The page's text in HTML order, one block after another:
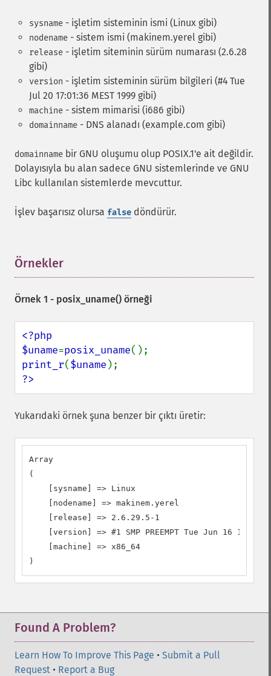
sysname - işletim sisteminin ismi (Linux gibi)
nodename - sistem ismi (makinem.yerel gibi)
release - işletim siteminin sürüm numarası (2.6.28
gibi)
version - işletim sisteminin sürüm bilgileri (#4 Tue
Jul 20 17:01:36 MEST 1999 gibi)
machine - sistem mimarisi (i686 gibi)
domainname - DNS alanadı (example.com gibi)
domainname bir GNU oluşumu olup POSIX.1'e ait değildir.
Dolayısıyla bu alan sadece GNU sistemlerinde ve GNU
Libc kullanılan sistemlerde mevcuttur.
İşlev başarısız olursa false döndürür.
Örnekler
Örnek 1 - posix_uname() örneği
<?php
$uname=posix_uname
print_r($uname
?>
Yukarıdaki örnek şuna benzer bir çıktı üretir:
Array
(
    [sysname] => Linux
    [nodename] => makinem.yerel
    [release] => 2.6.29.5-1
[version] => #1 SMP PREEMPT Tue Jun 16
    [machine] => x86_64
)
Found A Problem?
Learn How To Improve This Page • Submit a Pull
Request • Report a Bug